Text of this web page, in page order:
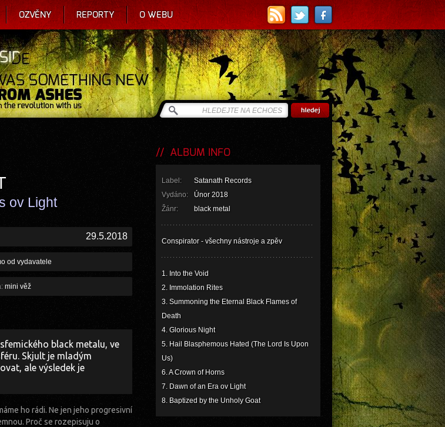
OZVĚNY REPORTY O WEBU
ov Light
29.5.2018
od vydavatele
mini věž
black metalu, ve
Skjult je mladým
ale výsledek je
ho rádi. Ne jen jeho progresivní
Proč se rozepisuju o
ALBUM INFO
Label:
Satanath Records
Vydáno:
Únor 2018
Žánr:
black metal
Conspirator - všechny nástroje a zpěv
1. Into the Void
2. Immolation Rites
3. Summoning the Eternal Black Flames of
Death
4. Glorious Night
5. Hail Blasphemous Hated (The Lord Is Upon
Us)
6. A Crown of Horns
7. Dawn of an Era ov Light
8. Baptized by the Unholy Goat